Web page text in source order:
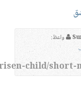
واعظ:
child/